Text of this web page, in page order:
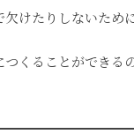
けたりしないため
くることができる